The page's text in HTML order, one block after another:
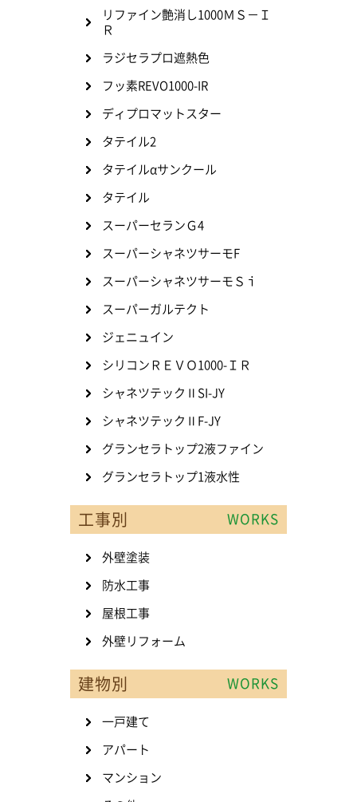
リファイン艶消し1000ＭＳ－Ｉ
Ｒ
ラジセラプロ遮熱色
フッ素REVO1000-IR
ディプロマットスター
タテイル2
タテイルαサンクール
タテイル
スーパーセランＧ4
スーパーシャネツサーモF
スーパーシャネツサーモＳｉ
スーパーガルテクト
ジェニュイン
シリコンＲＥＶＯ1000-ＩＲ
シャネツテックⅡSI-JY
シャネツテックⅡF-JY
グランセラトップ2液ファイン
グランセラトップ1液水性
工事別 WORKS
外壁塗装
防水工事
屋根工事
外壁リフォーム
建物別 WORKS
一戸建て
アパート
マンション